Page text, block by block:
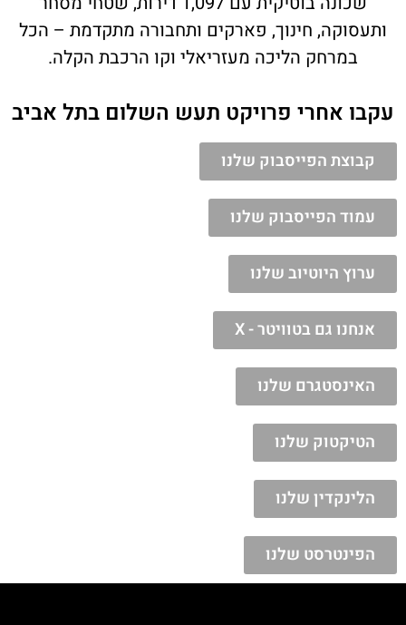
ותעסוקה, חינוך, פארקים ותחבורה מתקדמת – הכל
במרחק הליכה מעזריאלי וקו הרכבת הקלה.
עקבו אחרי פרויקט תעש השלום בתל אביב
קבוצת הפייסבוק שלנו
עמוד הפייסבוק שלנו
ערוץ היוטיוב שלנו
אנחנו גם בטוויטר - X
האינסטגרם שלנו
הטיקטוק שלנו
הלינקדין שלנו
הפינטרסט שלנו